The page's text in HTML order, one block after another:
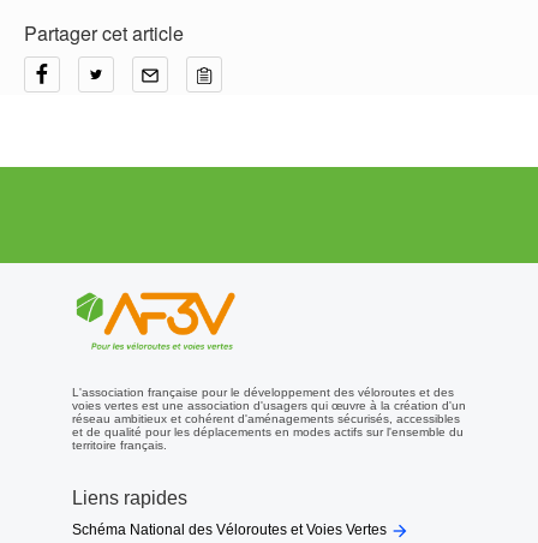
Partager cet article
L'association française pour le développement des véloroutes et des
voies vertes est une association d'usagers qui œuvre à la création d'un
réseau ambitieux et cohérent d'aménagements sécurisés, accessibles
et de qualité pour les déplacements en modes actifs sur l'ensemble du
territoire français.
Liens rapides
Schéma National des Véloroutes et Voies Vertes 